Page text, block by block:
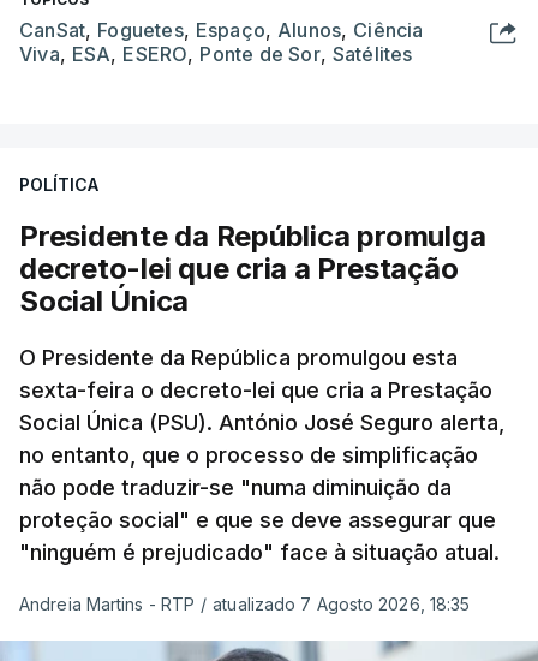
CanSat, Foguetes, Espaço, Alunos, Ciência
Viva, ESA, ESERO, Ponte de Sor, Satélites
POLÍTICA
Presidente da República promulga
decreto-lei que cria a Prestação
Social Única
O Presidente da República promulgou esta
sexta-feira o decreto-lei que cria a Prestação
Social Única (PSU). António José Seguro alerta,
no entanto, que o processo de simplificação
não pode traduzir-se "numa diminuição da
proteção social" e que se deve assegurar que
"ninguém é prejudicado" face à situação atual.
Andreia Martins - RTP / atualizado 7 Agosto 2026, 18:35